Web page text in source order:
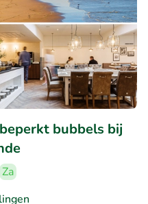
bubbels bij
Za